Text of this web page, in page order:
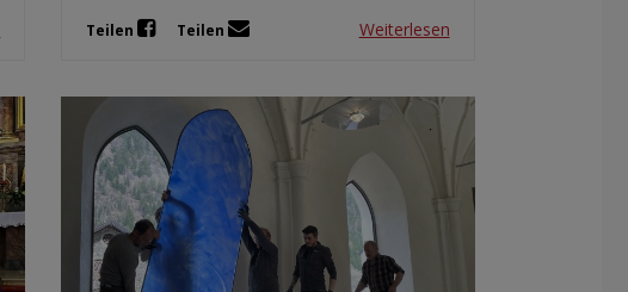
Teilen Teilen Weiterlesen